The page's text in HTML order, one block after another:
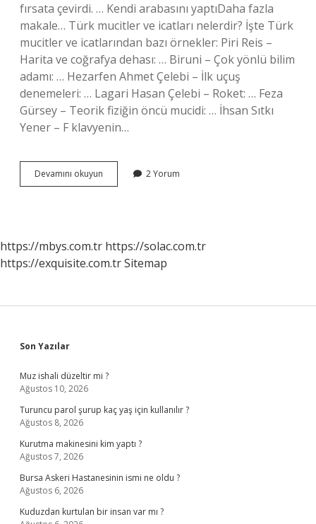
fırsata çevirdi. … Kendi arabasını yaptıDaha fazla
makale… Türk mucitler ve icatları nelerdir? İşte Türk
mucitler ve icatlarından bazı örnekler: Piri Reis –
Harita ve coğrafya dehası: … Biruni – Çok yönlü bilim
adamı: … Hezarfen Ahmet Çelebi – İlk uçuş
denemeleri: … Lagari Hasan Çelebi – Roket: … Feza
Gürsey – Teorik fiziğin öncü mucidi: … İhsan Sıtkı
Yener – F klavyenin…
Devamını okuyun Türklerin
Icat
2 Yorum
https://mbys.com.tr https://solac.com.tr
https://exquisite.com.trSitemap
Sidebar
Son Yazılar
Muz ishali düzeltir mi ?
Ağustos 10, 2026
Turuncu parol şurup kaç yaş için kullanılır ?
Ağustos 8, 2026
Kurutma makinesini kim yaptı ?
Ağustos 7, 2026
Bursa Askeri Hastanesinin ismi ne oldu ?
Ağustos 6, 2026
Kuduzdan kurtulan bir insan var mı ?